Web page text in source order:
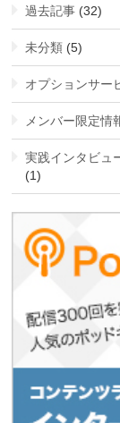
過去記事 (32)
未分類 (5)
オプションサー
メンバー限定情
実践インタビュ
(1)